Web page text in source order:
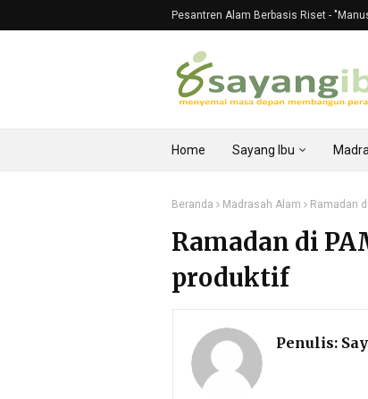
Pesantren Alam Berbasis Riset -
Home Sayang Ibu
Beranda Madrasah Alam Ramadan
Ramadan di
produktif
Penulis: